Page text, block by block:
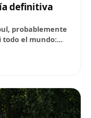
definitiva
probablemente
todo el mundo: